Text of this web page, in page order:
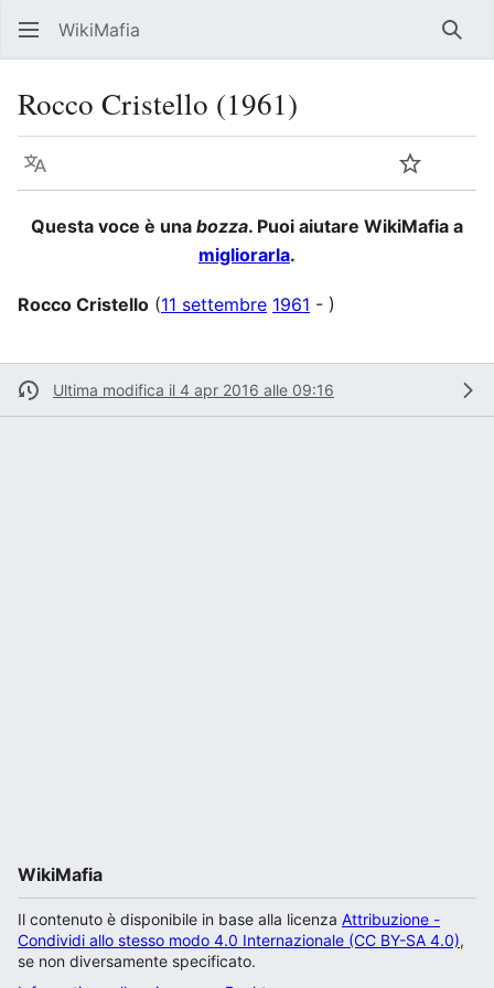
WikiMafia
Rocco Cristello (1961)
Lingua Segui
Questa voce è una bozza. Puoi aiutare WikiMafia a
migliorarla.
Rocco Cristello (11 settembre 1961 - )
Ultima modifica il 4 apr 2016 alle 09:16
WikiMafia
Il contenuto è disponibile in base alla licenza Attribuzione -
Condividi allo stesso modo 4.0 Internazionale (CC BY-SA 4.0),
se non diversamente specificato.